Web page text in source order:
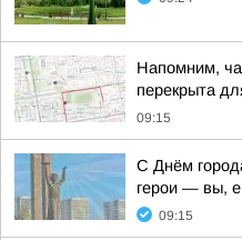
Напомним,
перекрыта
09:15
С Днём
герои — вы,
09:15